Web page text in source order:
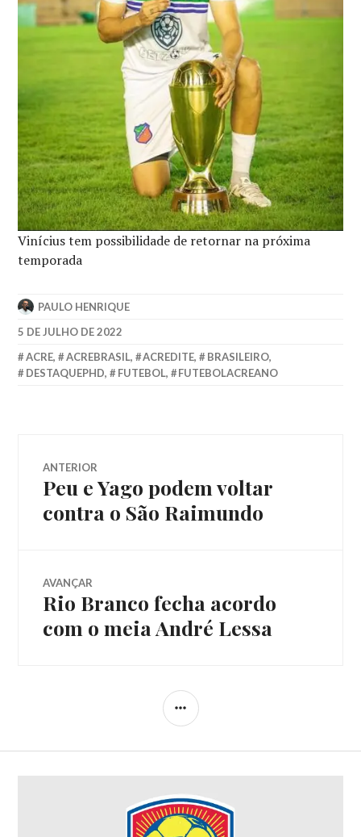
Vinícius tem possibilidade de retornar na próxima
temporada
PAULO HENRIQUE
5 DE JULHO DE 2022
ACRE, ACREBRASIL, ACREDITE, BRASILEIRO,
DESTAQUEPHD, FUTEBOL, FUTEBOLACREANO
ANTERIOR
Peu e Yago podem voltar
contra o São Raimundo
AVANÇAR
Rio Branco fecha acordo
com o meia André Lessa